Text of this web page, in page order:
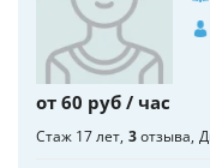
от 60 руб / час
Стаж 17 лет 3отзыва